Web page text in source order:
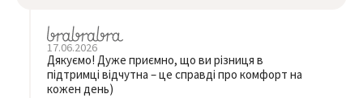
17.06.2026
Дякуємо! Дуже приємно, що ви різниця в
підтримці відчутна – це справді про комфорт на
кожен день)